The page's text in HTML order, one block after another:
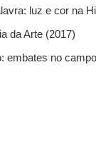
luz e cor na
da Arte (2017)
embates no